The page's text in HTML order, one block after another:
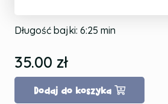
Długość bajki: 6:25 min
35.00 zł
Dodaj do koszyka